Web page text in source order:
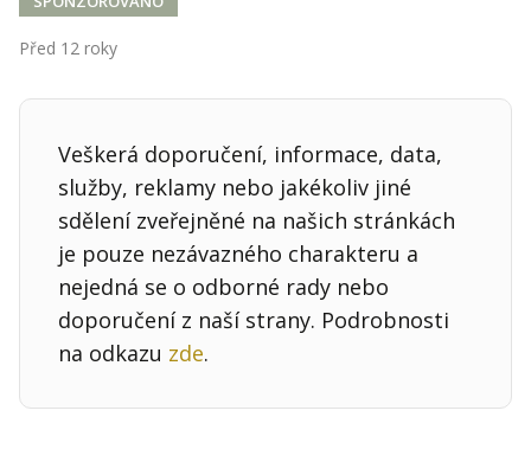
Kontakt
Hledaná fráze Hledat
Před 12 roky
Veškerá doporučení, informace, data,
služby, reklamy nebo jakékoliv jiné
sdělení zveřejněné na našich stránkách
je pouze nezávazného charakteru a
nejedná se o odborné rady nebo
doporučení z naší strany. Podrobnosti
na odkazu zde.